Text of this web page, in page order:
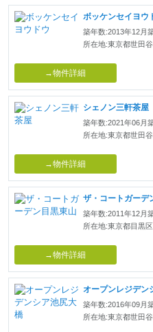
ボッケンセイヨウ
築年数:2013年12月
所在地:東京都世田
→物件詳細
シェノン三軒茶屋
築年数:2021年06月
所在地:東京都世田
→物件詳細
築年数:2011年12月
所在地:東京都目黒区
→物件詳細
築年数:2016年09月
所在地:東京都世田